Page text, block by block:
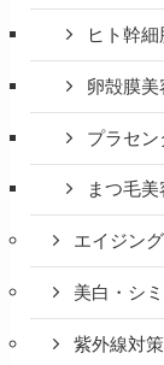
ヒト幹
卵殻膜美
プラセン
まつ毛美
エイジン
美白・シ
紫外線対策